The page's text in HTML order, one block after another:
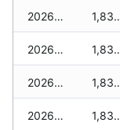
2026-05-28
2026-05-27
2026-05-26
2026-05-25